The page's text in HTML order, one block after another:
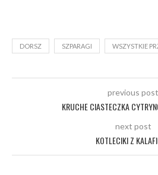
DORSZ SZPARAGI WSZYSTKIE
previous post
KRUCHE CIASTECZKA
next post
KOTLECIKI Z